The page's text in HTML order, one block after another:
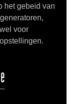
het gebeid van
voor